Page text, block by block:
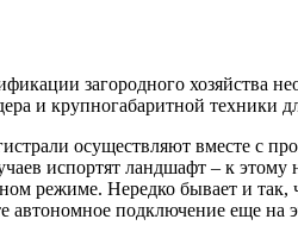
загородного хозяйства
и крупногабаритной
осуществляют вместе с
испортят ландшафт – к
режиме. Нередко бывает и
автономное подключение еще